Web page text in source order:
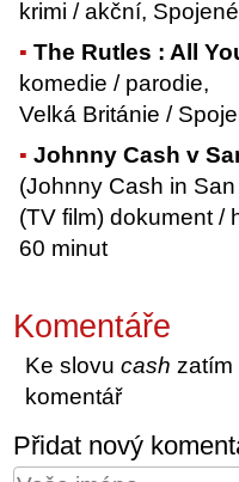
krimi / akční,
The Rutles : All
komedie / parodie,
Velká Británie /
Johnny Cash v
(Johnny Cash in
(TV film) dokument /
60 minut
Komentáře
Ke slovucash zatím
komentář
Přidat nový